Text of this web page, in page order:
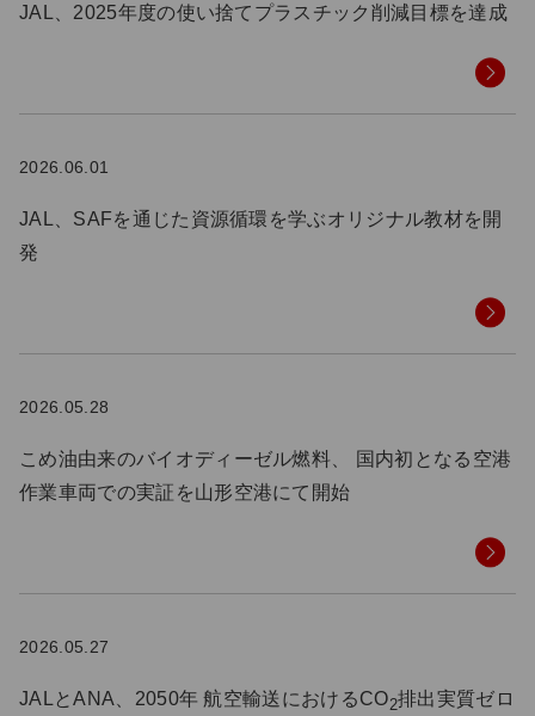
JAL、2025年度の使い捨てプラスチック削減目標を達成
2026.06.01
JAL、SAFを通じた資源循環を学ぶオリジナル教材を開
発
2026.05.28
こめ油由来のバイオディーゼル燃料、 国内初となる空港
作業車両での実証を山形空港にて開始
2026.05.27
JALとANA、2050年 航空輸送におけるCO2排出実質ゼロ